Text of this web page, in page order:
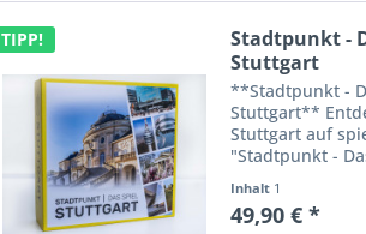
TIPP!
Stadtpunkt -
Stuttgart
**Stadtpunkt -
Stuttgart**
Stuttgart auf
"Stadtpunkt -
Brettspiel, das
Vielfalt der
Inhalt 1
49,90 € *